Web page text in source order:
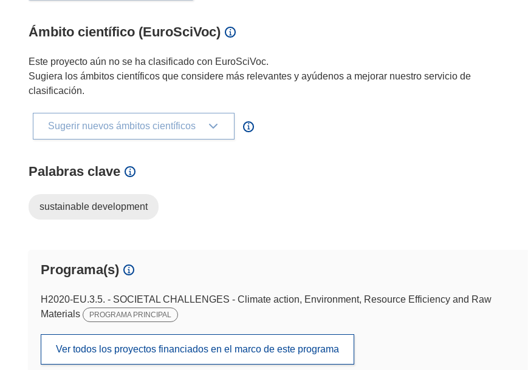
Ámbito científico (EuroSciVoc)
Este proyecto aún no se ha clasificado con EuroSciVoc.
Sugiera los ámbitos científicos que considere más relevantes y ayúdenos a mejorar nuestro servicio de
clasificación.
Sugerir nuevos ámbitos científicos
Palabras clave
sustainable development
Programa(s)
H2020-EU.3.5. - SOCIETAL CHALLENGES - Climate action, Environment, Resource Efficiency and Raw
Materials
PROGRAMA PRINCIPAL
Ver todos los proyectos financiados en el marco de este programa